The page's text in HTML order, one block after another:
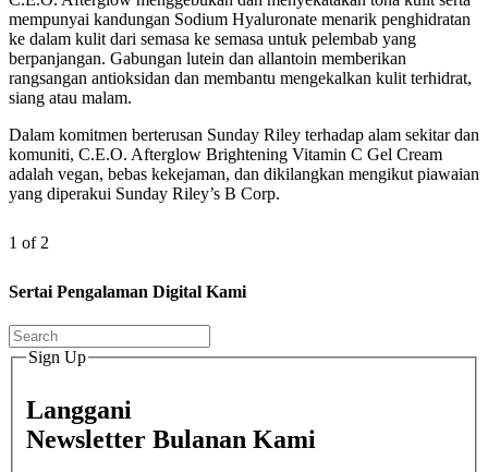
mempunyai kandungan Sodium Hyaluronate menarik penghidratan
ke dalam kulit dari semasa ke semasa untuk pelembab yang
berpanjangan. Gabungan lutein dan allantoin memberikan
rangsangan antioksidan dan membantu mengekalkan kulit terhidrat,
siang atau malam.
Dalam komitmen berterusan Sunday Riley terhadap alam sekitar dan
komuniti, C.E.O. Afterglow Brightening Vitamin C Gel Cream
adalah vegan, bebas kekejaman, dan dikilangkan mengikut piawaian
yang diperakui Sunday Riley’s B Corp.
1 of 2
Sertai Pengalaman Digital Kami
Sign Up
Langgani
Newsletter Bulanan Kami